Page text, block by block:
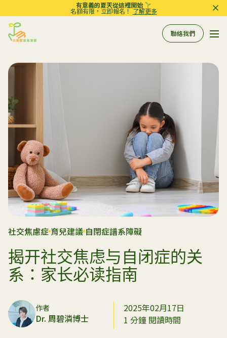
有意義的夏天從這裡開始
名額有限，立即報名！了解更多
Sprout in Motion 聯絡我們
關於我們
所有服務
評估
到校支援服務
常規工作坊
相關資訊
參考資料
社交焦慮症育兒建議自閉症譜系障礙
揭开社交焦虑与自闭症的关
系：家长必读指南
作者
Dr. 周碧潾博士
2025年02月17日
1 分鐘 閱讀時間